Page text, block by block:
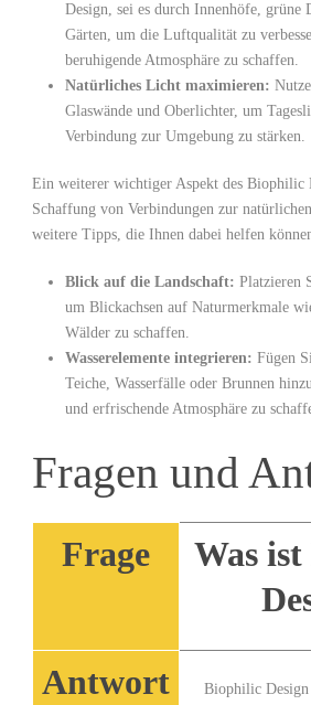
Design, sei es durch⁤ Innenhöfe, ‍grüne
Gärten, um die Luftqualität zu
beruhigende Atmosphäre zu schaffen.
Natürliches Licht⁣ maximieren:
Glaswände⁤ und Oberlichter, um
Verbindung ​zur Umgebung​ zu stärken.
Ein weiterer wichtiger​ Aspekt des ​Biophilic
Schaffung von Verbindungen zur
weitere Tipps, die Ihnen dabei helfen⁢
Blick auf die Landschaft: Platzieren
um Blickachsen​ auf ⁢Naturmerkmale
Wälder zu schaffen.
Wasserelemente integrieren: Fügen
Teiche, Wasserfälle oder Brunnen‍
und erfrischende Atmosphäre zu
Fragen und
Frage
Was
Antwort
Biophilic